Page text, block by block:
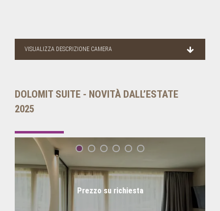
VISUALIZZA DESCRIZIONE CAMERA
DOLOMIT SUITE - NOVITÀ DALL’ESTATE
2025
Prezzo su richiesta